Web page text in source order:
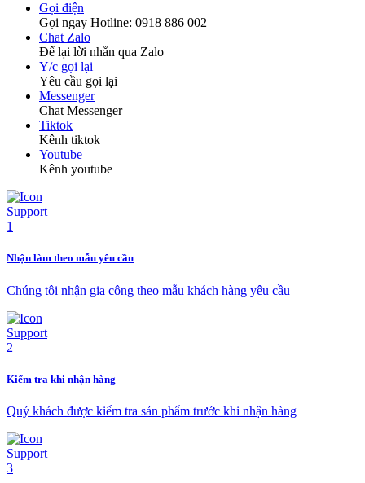
Gọi điện
Gọi ngay Hotline: 0918 886 002
Chat Zalo
Để lại lời nhắn qua Zalo
Y/c gọi lại
Yêu cầu gọi lại
Messenger
Chat Messenger
Tiktok
Kênh tiktok
Youtube
Kênh youtube
Nhận làm theo mẫu yêu cầu
Chúng tôi nhận gia công theo mẫu khách hàng yêu cầu
Kiểm tra khi nhận hàng
Quý khách được kiểm tra sản phẩm trước khi nhận hàng